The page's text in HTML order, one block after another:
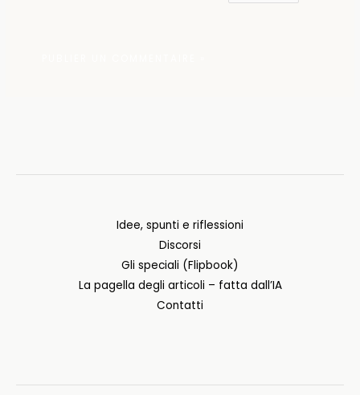
Idee, spunti e riflessioni
Discorsi
Gli speciali (Flipbook)
La pagella degli articoli – fatta dall’IA
Contatti